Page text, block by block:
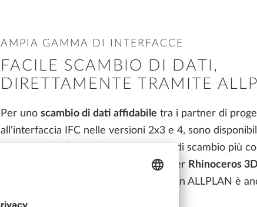
AMPIA GAMMA DI INTERFACCE
FACILE SCAMBIO DI DATI,
DIRETTAMENTE TRAMITE
Per uno scambio di dati affidabile tra i partner di
all'interfaccia IFC nelle versioni 2x3 e 4, sono
interfacce di alta qualità per i formati di scambio più
, ma anche per Rhinoceros 3D
. In ALLPLAN è